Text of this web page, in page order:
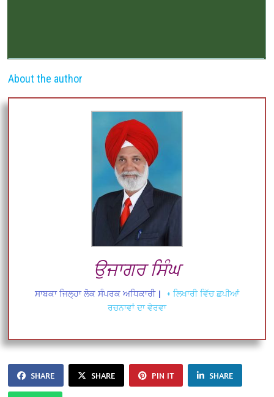
About the author
ਉਜਾਗਰ ਸਿੰਘ
ਸਾਬਕਾ ਜਿਲ੍ਹਾ ਲੋਕ ਸੰਪਰਕ ਅਧਿਕਾਰੀ |
+ ਲਿਖਾਰੀ ਵਿੱਚ ਛਪੀਆਂ
ਰਚਨਾਵਾਂ ਦਾ ਵੇਰਵਾ
SHARE SHARE PIN IT SHARE